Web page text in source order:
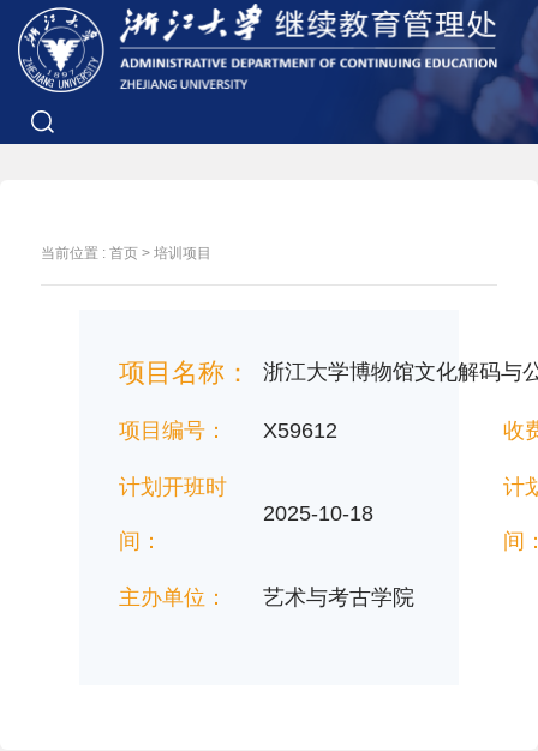
当前位置 : 首页 > 培训项目
项目名称： 浙江大学博物馆文化解码与
项目编号： X59612 收
计划开班时
间：
2025-10-18
计
间
主办单位： 艺术与考古学院